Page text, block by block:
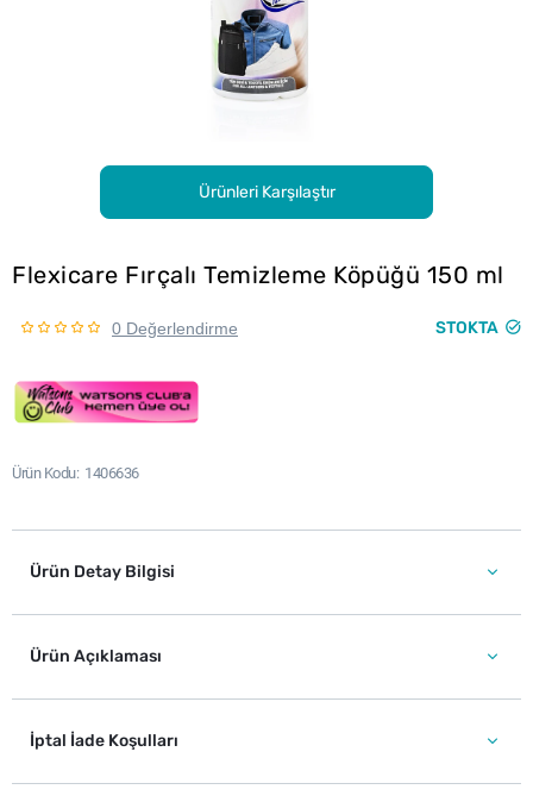
Ürünleri Karşılaştır
Flexicare Fırçalı Temizleme Köpüğü 150 ml
0 Değerlendirme STOKTA
Ürün Kodu 1406636
Ürün Detay Bilgisi
Ürün Açıklaması
İptal İade Koşulları